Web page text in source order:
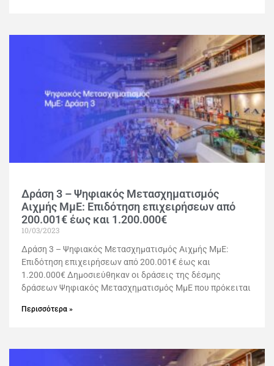
Δράση 3 – Ψηφιακός Μετασχηματισμός
Αιχμής ΜμΕ: Επιδότηση επιχειρήσεων από
200.001€ έως και 1.200.000€
10/03/2023
Δράση 3 – Ψηφιακός Μετασχηματισμός Αιχμής ΜμΕ:
Επιδότηση επιχειρήσεων από 200.001€ έως και
1.200.000€ Δημοσιεύθηκαν οι δράσεις της δέσμης
δράσεων Ψηφιακός Μετασχηματισμός ΜμΕ που πρόκειται
Περισσότερα »